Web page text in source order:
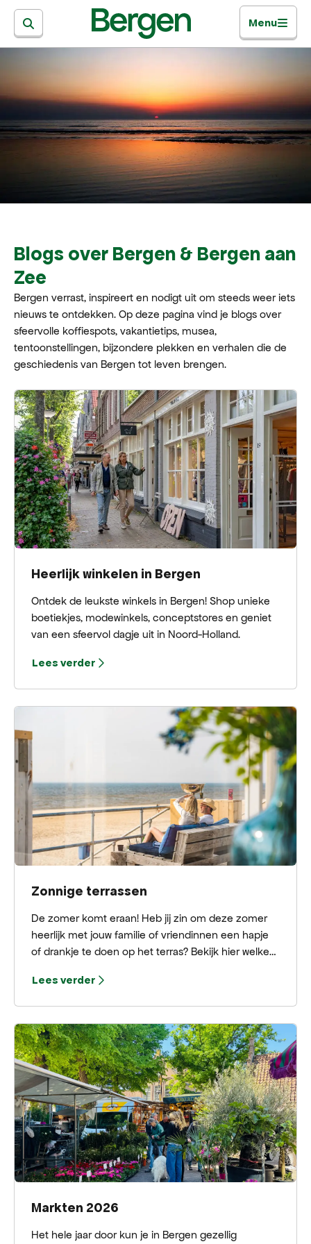
Menu
Blogs over Bergen & Bergen aan
Zee
Bergen verrast, inspireert en nodigt uit om steeds weer iets
nieuws te ontdekken. Op deze pagina vind je blogs over
sfeervolle koffiespots, vakantietips, musea,
tentoonstellingen, bijzondere plekken en verhalen die de
geschiedenis van Bergen tot leven brengen.
Heerlijk winkelen in Bergen
Ontdek de leukste winkels in Bergen! Shop unieke
boetiekjes, modewinkels, conceptstores en geniet
van een sfeervol dagje uit in Noord-Holland.
Lees verder
Zonnige terrassen
De zomer komt eraan! Heb jij zin om deze zomer
heerlijk met jouw familie of vriendinnen een hapje
of drankje te doen op het terras? Bekijk hier welke
Lees verder
Markten 2026
Het hele jaar door kun je in Bergen gezellig